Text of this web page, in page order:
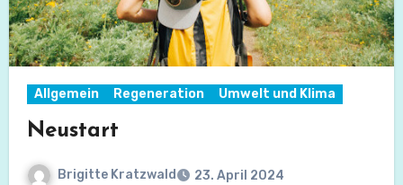
Allgemein Regeneration Umwelt und Klima
Neustart
Brigitte Kratzwald
23. April 2024